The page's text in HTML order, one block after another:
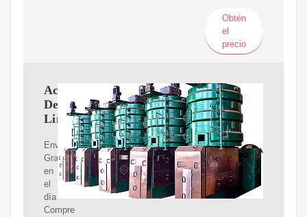
Obtén
el
precio
Aceite
De
Linaza
Envíos
Gratis
en
el
día
Compre